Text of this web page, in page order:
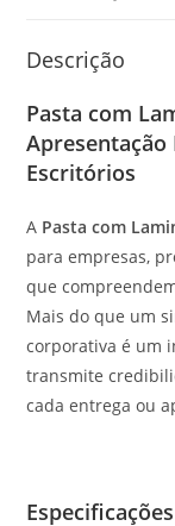
Descrição
Pasta com
Escritórios
A Pasta com
para empresas,
que
Mais do que um
corporativa é um
transmite
cada entrega ou